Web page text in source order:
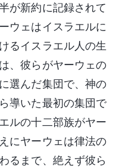
が新約に記録されて
ウェはイスラエルに
るイスラエル人の生
、彼らがヤーウェの
選んだ集団で、神の
導いた最初の集団で
ルの十二部族がヤー
にヤーウェは律法の
るまで、絶えず彼ら